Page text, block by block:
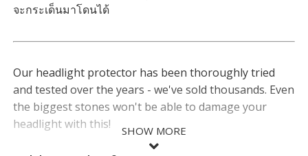
จะกระเด็นมาโดนได้
Our headlight protector has been thoroughly tried
and tested over the years - we've sold thousands. Even
the biggest stones won't be able to damage your
headlight with this!
SHOW MORE